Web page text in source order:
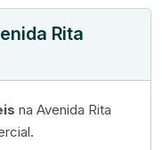
Rita
na Avenida Rita